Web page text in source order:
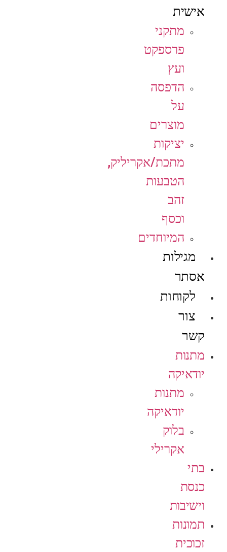
אישית
מתקני
פרספקט
ועץ
הדפסה
על
מוצרים
יציקות
מתכת/אקריליק,
הטבעות
זהב
וכסף
המיוחדים
מגילות
אסתר
לקוחות
צור
קשר
מתנות
יודאיקה
מתנות
יודאיקה
בלוק
אקרילי
בתי
כנסת
וישיבות
תמונות
זכוכית